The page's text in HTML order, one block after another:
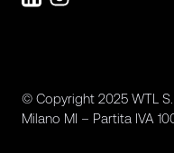
© Copyright 2025 WTL
Milano MI – Partita IVA